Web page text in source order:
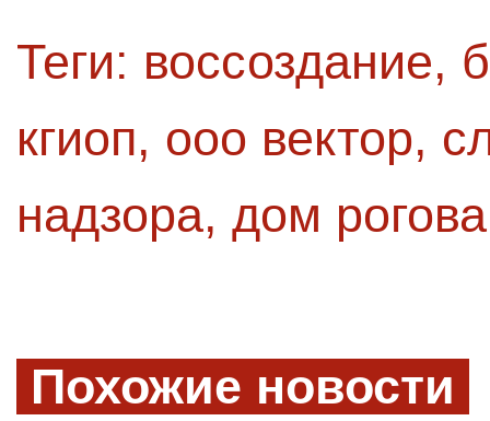
Теги: воссоздание,
кгиоп, ооо вектор,
надзора, дом рогова
Похожие новости